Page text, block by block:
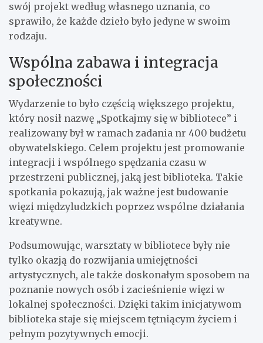
swój projekt według własnego uznania, co
sprawiło, że każde dzieło było jedyne w swoim
rodzaju.
Wspólna zabawa i integracja
społeczności
Wydarzenie to było częścią większego projektu,
który nosił nazwę „Spotkajmy się w bibliotece” i
realizowany był w ramach zadania nr 400 budżetu
obywatelskiego. Celem projektu jest promowanie
integracji i wspólnego spędzania czasu w
przestrzeni publicznej, jaką jest biblioteka. Takie
spotkania pokazują, jak ważne jest budowanie
więzi międzyludzkich poprzez wspólne działania
kreatywne.
Podsumowując, warsztaty w bibliotece były nie
tylko okazją do rozwijania umiejętności
artystycznych, ale także doskonałym sposobem na
poznanie nowych osób i zacieśnienie więzi w
lokalnej społeczności. Dzięki takim inicjatywom
biblioteka staje się miejscem tętniącym życiem i
pełnym pozytywnych emocji.